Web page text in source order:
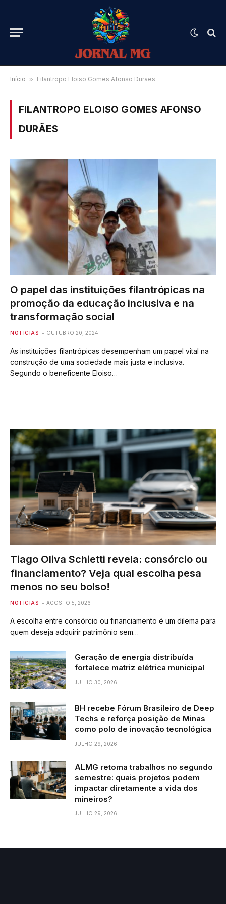
Início » Filantropo Eloiso Gomes Afonso Durães
FILANTROPO ELOISO GOMES AFONSO
DURÃES
O papel das instituições filantrópicas na
promoção da educação inclusiva e na
transformação social
NOTÍCIAS OUTUBRO 20, 2024
As instituições filantrópicas desempenham um papel vital na
construção de uma sociedade mais justa e inclusiva.
Segundo o beneficente Eloiso…
Tiago Oliva Schietti revela: consórcio ou
financiamento? Veja qual escolha pesa
menos no seu bolso!
NOTÍCIAS AGOSTO 5, 2026
A escolha entre consórcio ou financiamento é um dilema para
quem deseja adquirir patrimônio sem…
Geração de energia distribuída
fortalece matriz elétrica municipal
JULHO 30, 2026
BH recebe Fórum Brasileiro de Deep
Techs e reforça posição de Minas
como polo de inovação tecnológica
JULHO 29, 2026
ALMG retoma trabalhos no segundo
semestre: quais projetos podem
impactar diretamente a vida dos
mineiros?
JULHO 29, 2026